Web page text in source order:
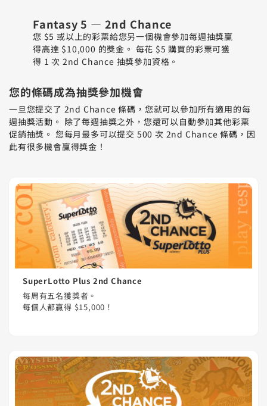
Fantasy 5 — 2nd Chance
您 $5 或以上的彩票給您另一個機會參加每週抽獎贏
得高達 $10,000 的獎金。 每花 $5 購買的彩票可獲
得 1 次 2nd Chance 抽獎參加資格。
您的條碼成為抽獎參加機會
一旦您提交了 2nd Chance 條碼，您就可以參加所有適用的每
週抽獎活動。 除了每週抽獎之外，您還可以自動參加其他彩票
促銷抽獎。 您每月最多可以提交 500 次 2nd Chance 條碼，因
此有很多機會贏得獎金！
SuperLotto Plus 2nd Chance
每周有五名獲獎者。
每個人都贏得 $15,000！